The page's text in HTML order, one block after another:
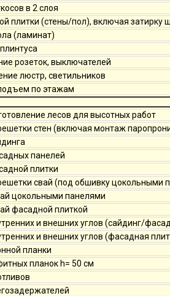
в 2 слоя
плитки (стены/пол), включая затирку
(ламинат)
розеток, выключателей
люстр, светильников
по этажам
лесов для высотных работ
стен (включая монтаж
панелей
плитки
свай (под обшивку цокольными
цокольными панелями
фасадной плиткой
и внешних углов (сайдинг/
и внешних углов (фасадная
планки
планок h= 50 см